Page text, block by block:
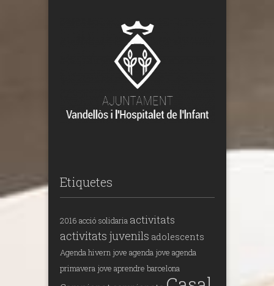
Etiquetes
2016 acció solidaria activitats
activitats juvenils adolescents
Agenda hivern jove agenda jove agenda
primavera jove aprendre barcelona